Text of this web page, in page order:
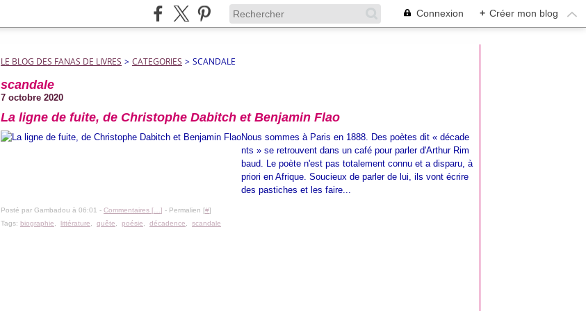
Connexion + Créer mon blog
LE BLOG DES FANAS DE LIVRES > CATEGORIES > SCANDALE
scandale
7 octobre 2020
La ligne de fuite, de Christophe Dabitch et Benjamin Flao
Nous sommes à Paris en 1888. Des poètes dit « décade
nts » se retrouvent dans un café pour parler d'Arthur Rim
baud. Le poète n'est pas totalement connu et a disparu, à
priori en Afrique. Soucieux de parler de lui, ils vont écrire
des pastiches et les faire...
Posté par Gambadou à 06:01 - Commentaires [ ] - Permalien [#]
Tags: biographie littérature quête poésie décadence scandale